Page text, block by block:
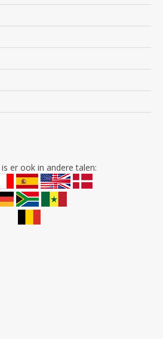
er ook in andere talen: